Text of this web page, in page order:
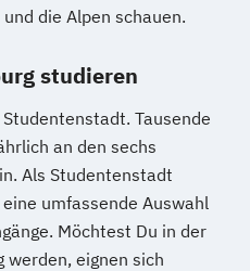
die Alpen schauen.
studieren
Tausende
an den sechs
Als Studentenstadt
umfassende Auswahl
Möchtest Du in der
eignen sich